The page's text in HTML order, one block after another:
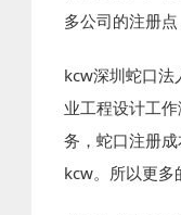
多公司的注册
kcw深圳蛇口法
业工程设计工
务，蛇口注册
kcw。所以更多